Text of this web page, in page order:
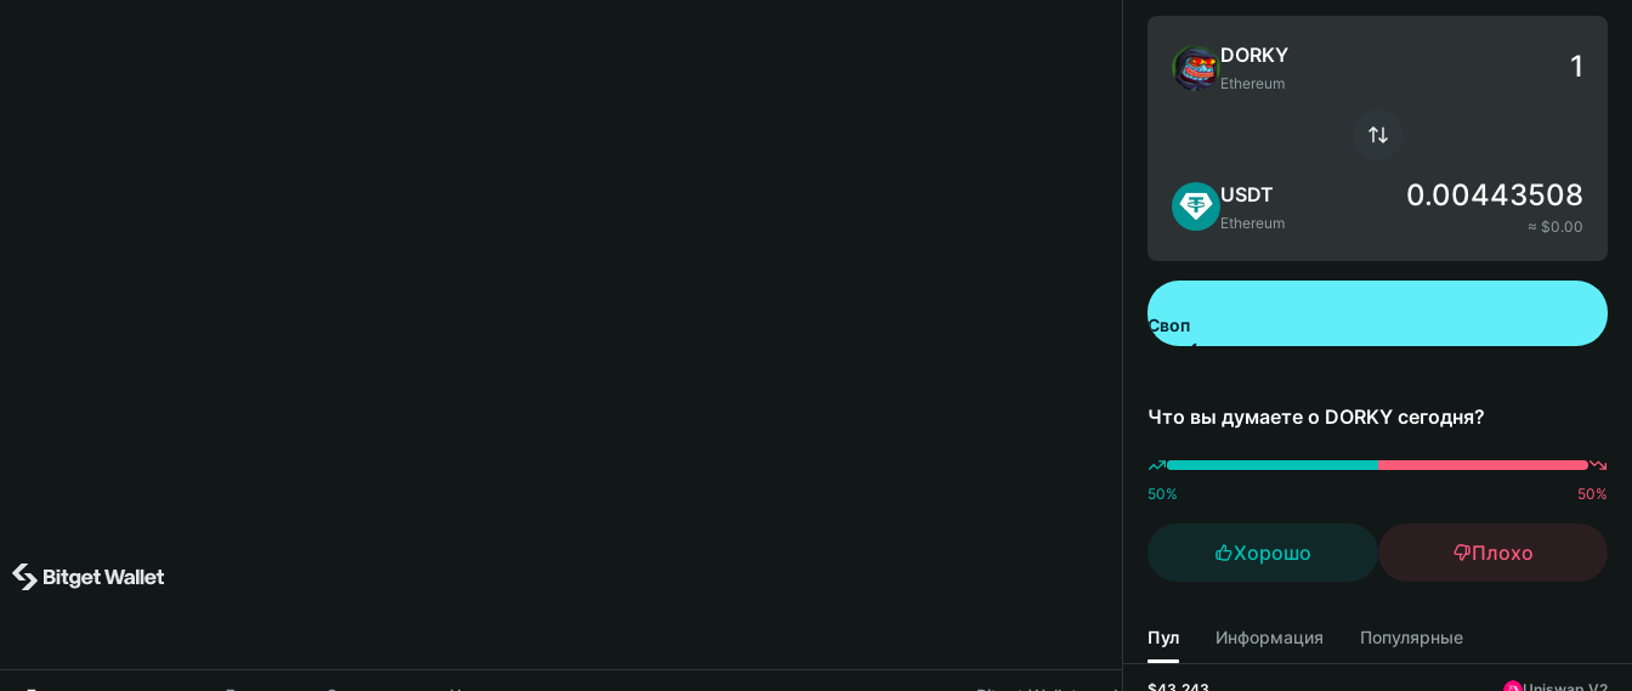
DORKY
Ethereum
USDT
Ethereum
0.00443508
≈ $0.00
Своп
Что вы думаете о DORKY сегодня?
50% 50%
Хорошо Плохо
Пул Информация Популярные